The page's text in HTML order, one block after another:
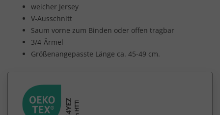
weicher Jersey
V-Ausschnitt
Saum vorne zum Binden oder offen tragbar
3/4-Ärmel
Größenangepasste Länge ca. 45-49 cm.